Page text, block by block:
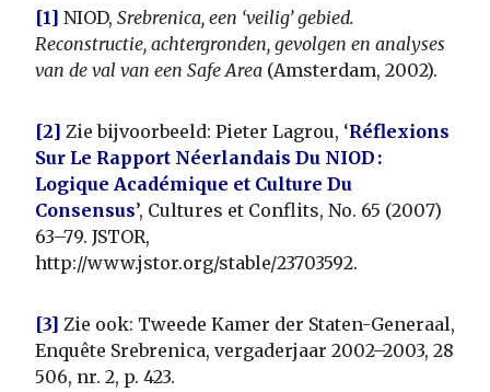
[1] NIOD, Srebrenica, een ‘veilig’ gebied.
Reconstructie, achtergronden, gevolgen en analyses
van de val van een Safe Area (Amsterdam, 2002).
[2] Zie bijvoorbeeld: Pieter Lagrou, ‘Réflexions
Sur Le Rapport Néerlandais Du NIOD :
Logique Académique et Culture Du
Consensus’, Cultures et Conflits, No. 65 (2007)
63–79. JSTOR,
http://www.jstor.org/stable/23703592.
[3] Zie ook: Tweede Kamer der Staten-Generaal,
Enquête Srebrenica, vergaderjaar 2002–2003, 28
506, nr. 2, p. 423.